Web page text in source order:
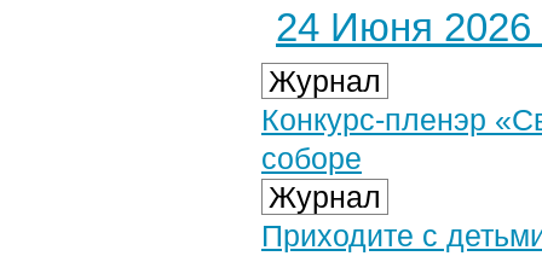
24 Июня 2026
Журнал
Конкурс-пленэр
соборе
Журнал
Приходите с